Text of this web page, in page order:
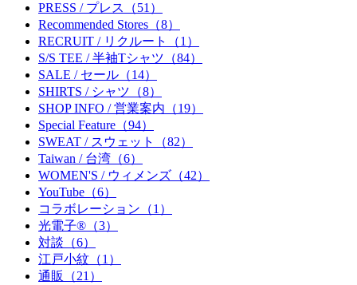
PRESS / プレス（51）
Recommended Stores（8）
RECRUIT / リクルート（1）
S/S TEE / 半袖Tシャツ（84）
SALE / セール（14）
SHIRTS / シャツ（8）
SHOP INFO / 営業案内（19）
Special Feature（94）
SWEAT / スウェット（82）
Taiwan / 台湾（6）
WOMEN'S / ウィメンズ（42）
YouTube（6）
コラボレーション（1）
光電子®（3）
対談（6）
江戸小紋（1）
通販（21）